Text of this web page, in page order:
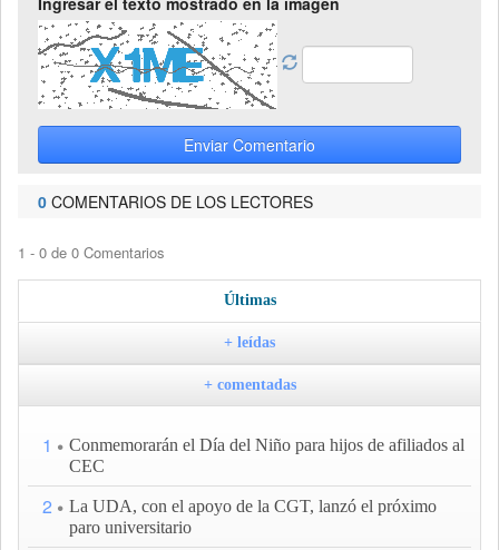
Enviar Comentario
0 COMENTARIOS DE LOS LECTORES
1 - 0 de 0 Comentarios
Últimas
+ leídas
+ comentadas
1
Conmemorarán el Día del Niño para hijos de afiliados al
CEC
2
La UDA, con el apoyo de la CGT, lanzó el próximo
paro universitario